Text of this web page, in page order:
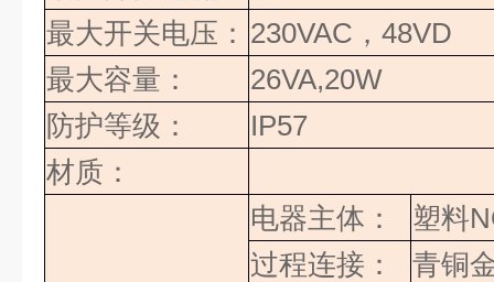
最大开关电压： 230VAC ， 48VD
最大容量：
26VA,20W
防护等级：
IP57
材质：
电器主体： 塑料
过程连接：
青铜